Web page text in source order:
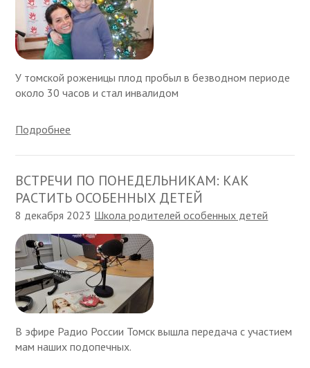
У томской роженицы плод пробыл в безводном периоде
около 30 часов и стал инвалидом
Подробнее
ВСТРЕЧИ ПО ПОНЕДЕЛЬНИКАМ: КАК
РАСТИТЬ ОСОБЕННЫХ ДЕТЕЙ
8 декабря 2023 Школа родителей особенных детей
В эфире Радио России Томск вышла передача с участием
мам наших подопечных.